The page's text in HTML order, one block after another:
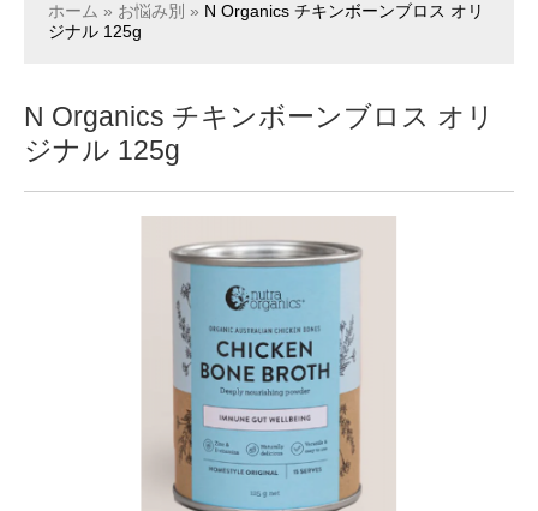
ホーム » お悩み別 » N Organics チキンボーンブロス オリ
ジナル 125g
N Organics チキンボーンブロス オリ
ジナル 125g